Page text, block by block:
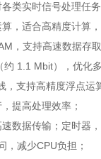
类实时信号处理任
，适合高精度计算
，支持高速数据存取
1.1 Mbit），优化
支持高精度浮点运
提高处理效率；
数据传输；定时器
，减少CPU负担；